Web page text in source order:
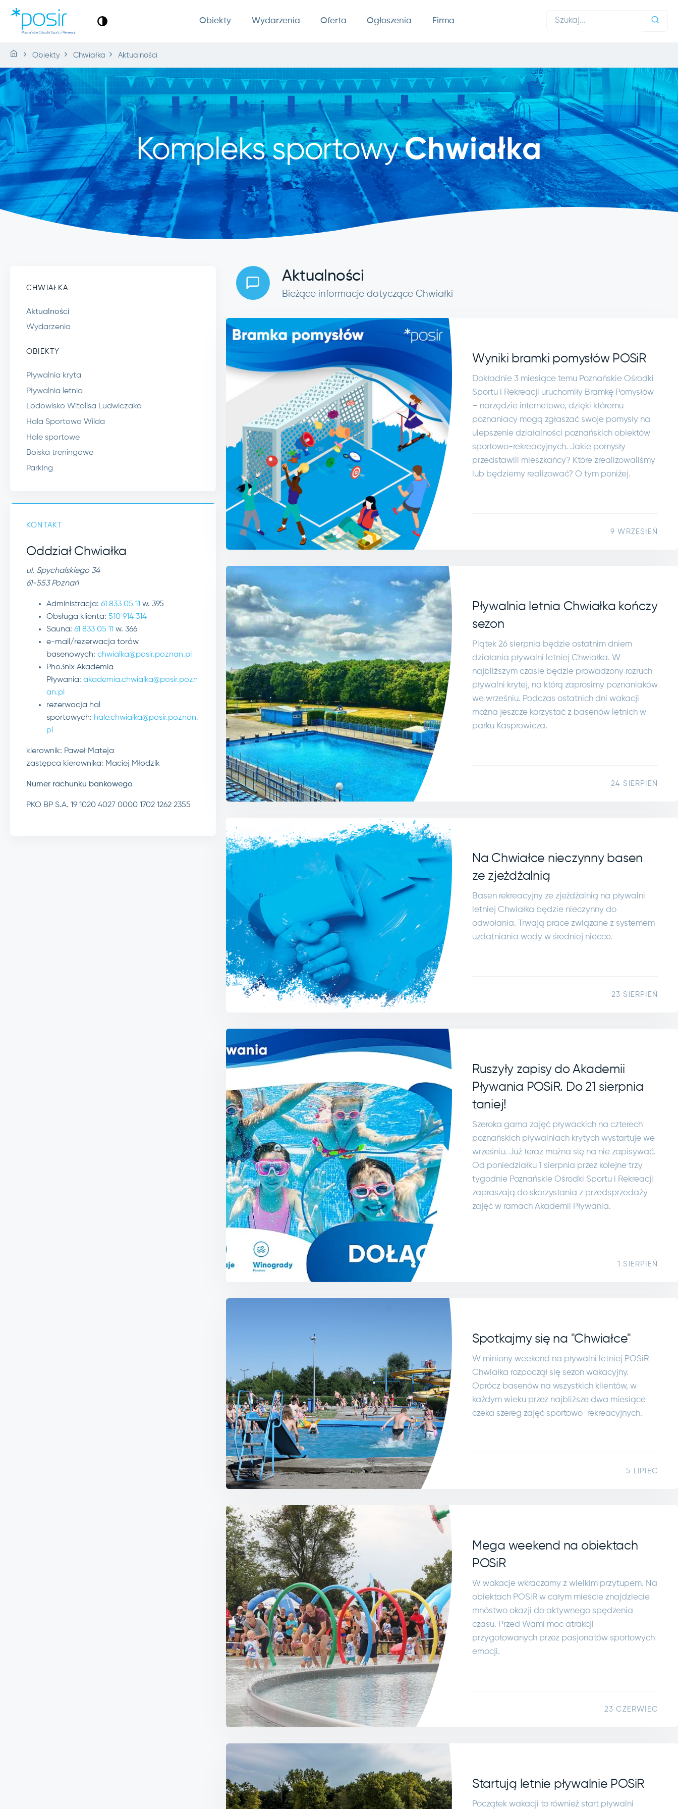
Obiekty Wydarzenia Oferta Ogłoszenia Firma
Obiekty Chwiałka Aktualności
Kompleks sportowyChwiałka
CHWIAŁKA
Aktualności
Wydarzenia
OBIEKTY
Pływalnia kryta
Pływalnia letnia
Lodowisko Witalisa Ludwiczaka
Hala Sportowa Wilda
Hale sportowe
Boiska treningowe
Parking
KONTAKT
Oddział Chwiałka
ul. Spychalskiego 34
61-553 Poznań
Administracja: 61 833 05 11 w. 395
Obsługa klienta: 510 914 314
Sauna: 61 833 05 11 w. 366
e-mail/rezerwacja torów
basenowych: chwialka@posir.poznan.pl
Pho3nix Akademia
Pływania: akademia.chwialka@posir.pozn
an.pl
rezerwacja hal
sportowych: hale.chwialka@posir.poznan.
pl
kierownik: Paweł Mateja
zastępca kierownika: Maciej Młodzik
Numer rachunku bankowego
PKO BP S.A. 19 1020 4027 0000 1702 1262 2355
Aktualności
Bieżące informacje dotyczące Chwiałki
Wyniki bramki pomysłów POSiR
Dokładnie 3 miesiące temu Poznańskie Ośrodki
Sportu i Rekreacji uruchomiły Bramkę Pomysłów
– narzędzie internetowe, dzięki któremu
poznaniacy mogą zgłaszać swoje pomysły na
ulepszenie działalności poznańskich obiektów
sportowo-rekreacyjnych. Jakie pomysły
przedstawili mieszkańcy? Które zrealizowaliśmy
lub będziemy realizować? O tym poniżej.
9 WRZESIEŃ
Pływalnia letnia Chwiałka kończy
sezon
Piątek 26 sierpnia będzie ostatnim dniem
działania pływalni letniej Chwiałka. W
najbliższym czasie będzie prowadzony rozruch
pływalni krytej, na którą zaprosimy poznaniaków
we wrześniu. Podczas ostatnich dni wakacji
można jeszcze korzystać z basenów letnich w
parku Kasprowicza.
24 SIERPIEŃ
Na Chwiałce nieczynny basen
ze zjeżdżalnią
Basen rekreacyjny ze zjeżdżalnią na pływalni
letniej Chwiałka będzie nieczynny do
odwołania. Trwają prace związane z systemem
uzdatniania wody w średniej niecce.
23 SIERPIEŃ
Ruszyły zapisy do Akademii
Pływania POSiR. Do 21 sierpnia
taniej!
Szeroka gama zajęć pływackich na czterech
poznańskich pływalniach krytych wystartuje we
wrześniu. Już teraz można się na nie zapisywać.
Od poniedziałku 1 sierpnia przez kolejne trzy
tygodnie Poznańskie Ośrodki Sportu i Rekreacji
zapraszają do skorzystania z przedsprzedaży
zajęć w ramach Akademii Pływania.
1 SIERPIEŃ
Spotkajmy się na "Chwiałce"
W miniony weekend na pływalni letniej POSiR
Chwiałka rozpoczął się sezon wakacyjny.
Oprócz basenów na wszystkich klientów, w
każdym wieku przez najbliższe dwa miesiące
czeka szereg zajęć sportowo-rekreacyjnych.
5 LIPIEC
Mega weekend na obiektach
POSiR
W wakacje wkraczamy z wielkim przytupem. Na
obiektach POSiR w całym mieście znajdziecie
mnóstwo okazji do aktywnego spędzenia
czasu. Przed Wami moc atrakcji
przygotowanych przez pasjonatów sportowych
emocji.
23 CZERWIEC
Startują letnie pływalnie POSiR
Początek wakacji to również start pływalni